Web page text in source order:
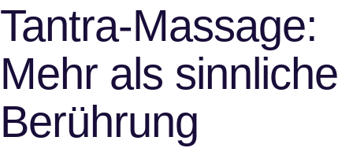
Tantra-Massage:
Mehr als sinnliche
Berührung